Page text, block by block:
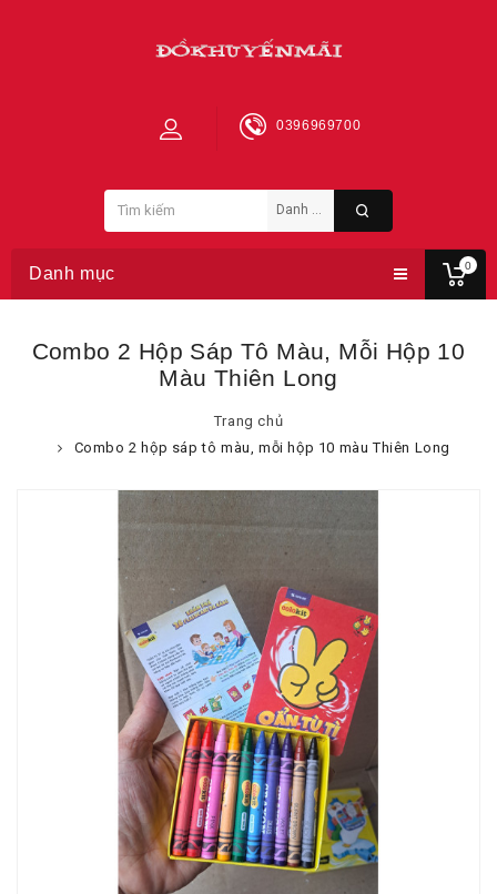
0
0396969700
Danh mục
Combo 2 Hộp Sáp Tô Màu, Mỗi Hộp 10
Màu Thiên Long
Trang chủ
Combo 2 hộp sáp tô màu, mỗi hộp 10 màu Thiên Long